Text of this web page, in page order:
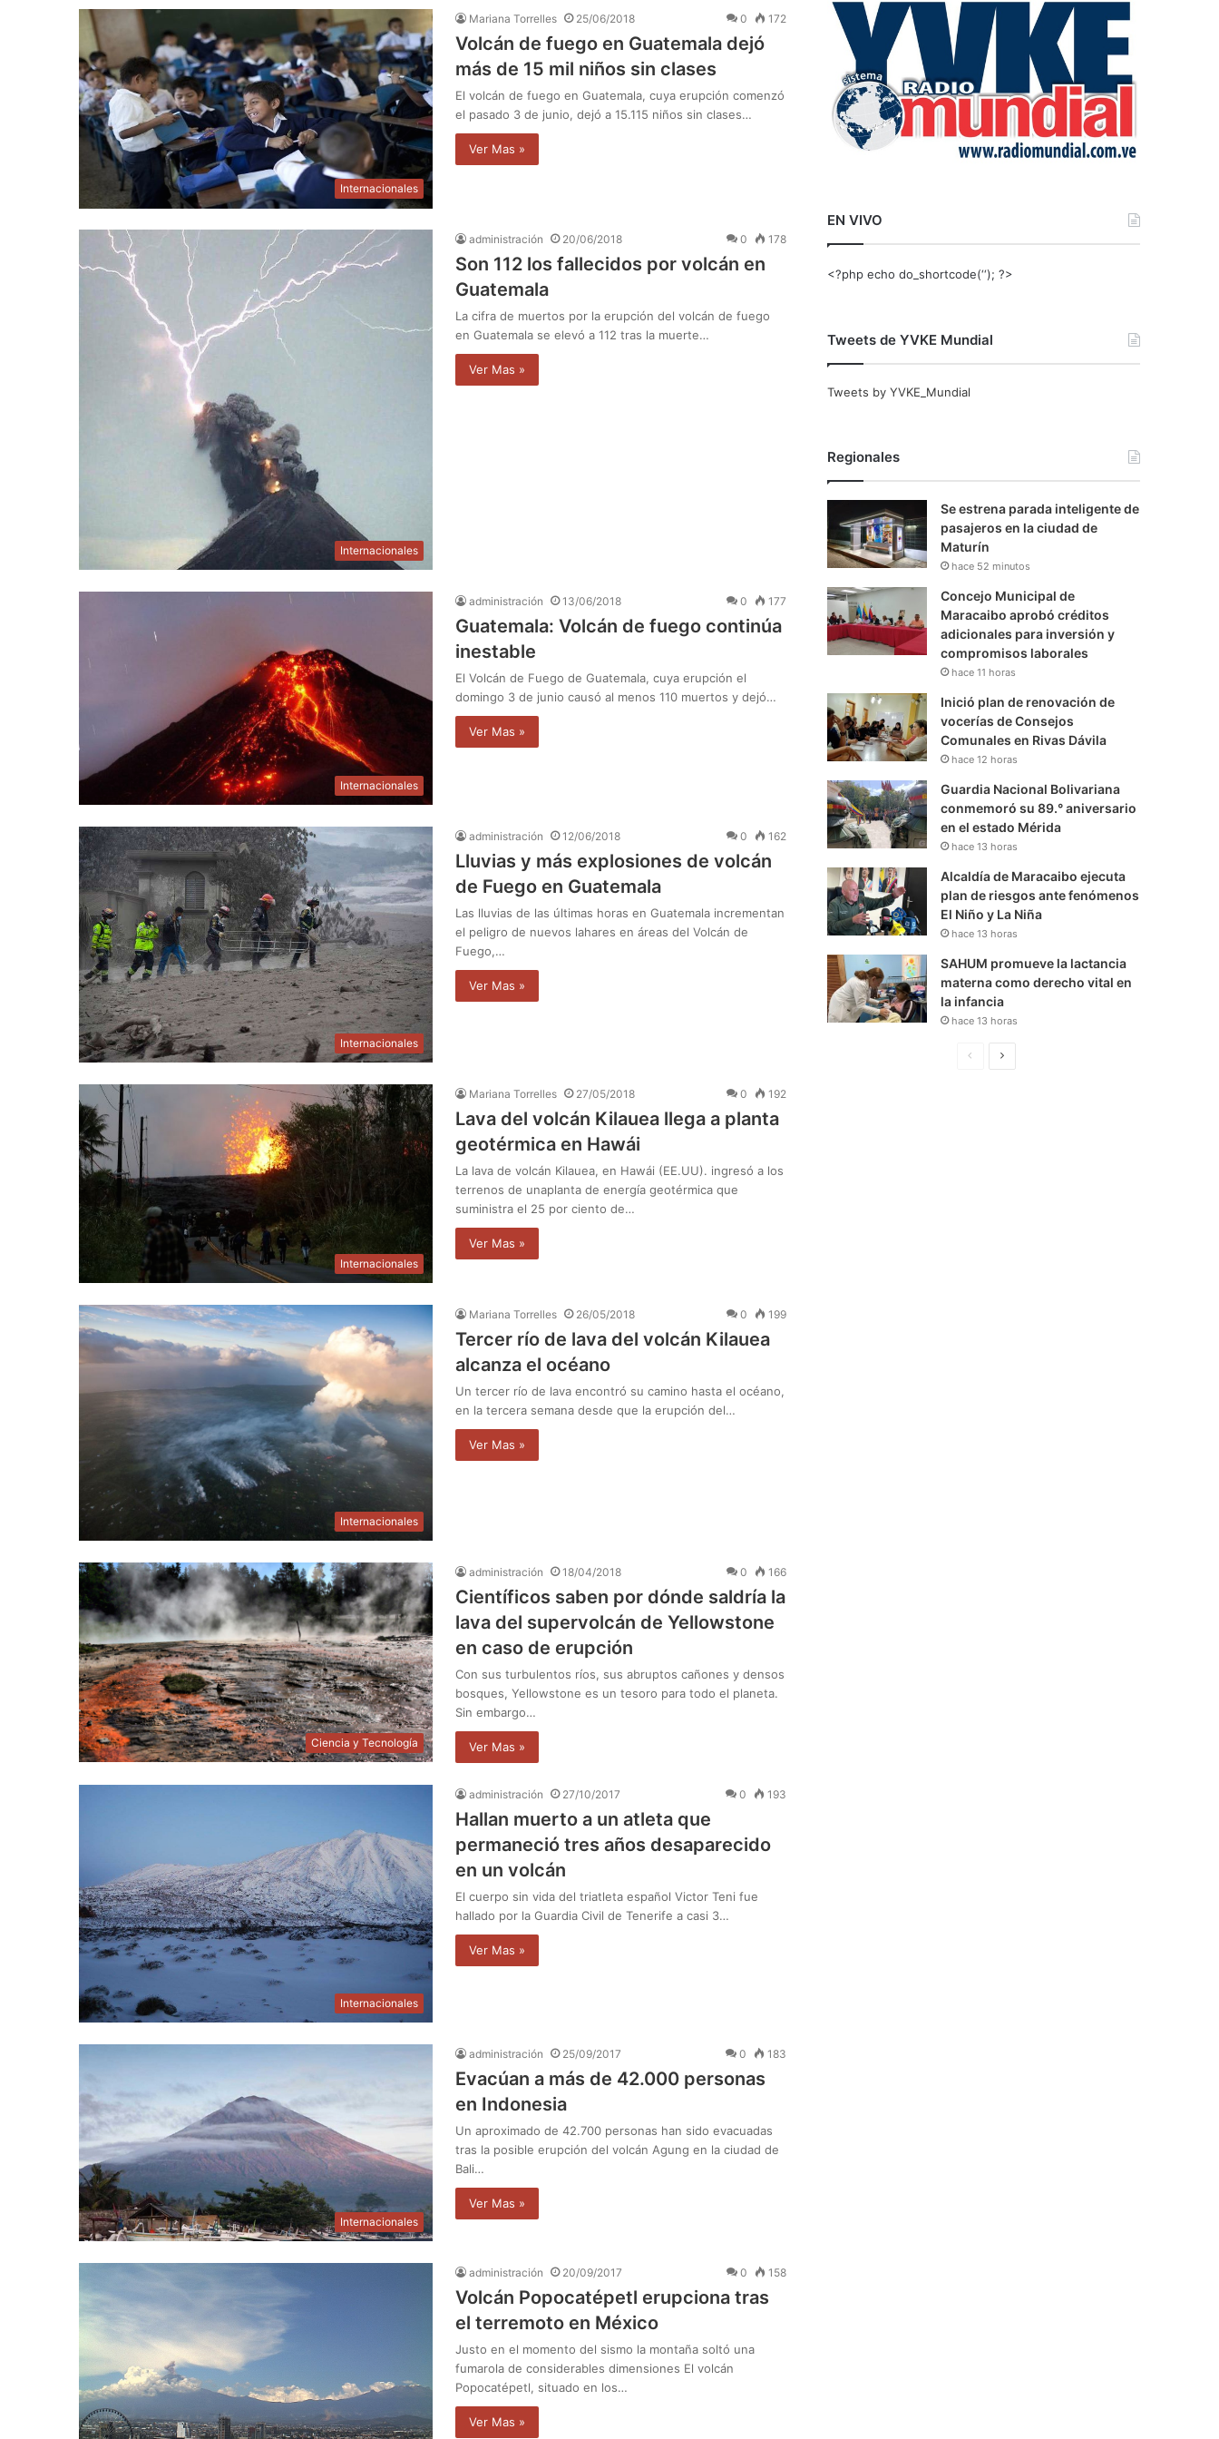
Internacionales
Mariana Torrelles 25/06/2018 0 172
Volcán de fuego en Guatemala dejó
más de 15 mil niños sin clases
El volcán de fuego en Guatemala, cuya erupción comenzó
el pasado 3 de junio, dejó a 15.115 niños sin clases…
Ver Mas »
Internacionales
administración 20/06/2018 0 178
Son 112 los fallecidos por volcán en
Guatemala
La cifra de muertos por la erupción del volcán de fuego
en Guatemala se elevó a 112 tras la muerte…
Ver Mas »
Internacionales
administración 13/06/2018 0 177
Guatemala: Volcán de fuego continúa
inestable
El Volcán de Fuego de Guatemala, cuya erupción el
domingo 3 de junio causó al menos 110 muertos y dejó…
Ver Mas »
Internacionales
administración 12/06/2018 0 162
Lluvias y más explosiones de volcán
de Fuego en Guatemala
Las lluvias de las últimas horas en Guatemala incrementan
el peligro de nuevos lahares en áreas del Volcán de
Fuego,…
Ver Mas »
Internacionales
Mariana Torrelles 27/05/2018 0 192
Lava del volcán Kilauea llega a planta
geotérmica en Hawái
La lava de volcán Kilauea, en Hawái (EE.UU). ingresó a los
terrenos de unaplanta de energía geotérmica que
suministra el 25 por ciento de…
Ver Mas »
Internacionales
Mariana Torrelles 26/05/2018 0 199
Tercer río de lava del volcán Kilauea
alcanza el océano
Un tercer río de lava encontró su camino hasta el océano,
en la tercera semana desde que la erupción del…
Ver Mas »
Ciencia y Tecnología
administración 18/04/2018 0 166
Científicos saben por dónde saldría la
lava del supervolcán de Yellowstone
en caso de erupción
Con sus turbulentos ríos, sus abruptos cañones y densos
bosques, Yellowstone es un tesoro para todo el planeta.
Sin embargo…
Ver Mas »
Internacionales
administración 27/10/2017 0 193
Hallan muerto a un atleta que
permaneció tres años desaparecido
en un volcán
El cuerpo sin vida del triatleta español Victor Teni fue
hallado por la Guardia Civil de Tenerife a casi 3…
Ver Mas »
Internacionales
administración 25/09/2017 0 183
Evacúan a más de 42.000 personas
en Indonesia
Un aproximado de 42.700 personas han sido evacuadas
tras la posible erupción del volcán Agung en la ciudad de
Bali…
Ver Mas »
administración 20/09/2017 0 158
Volcán Popocatépetl erupciona tras
el terremoto en México
Justo en el momento del sismo la montaña soltó una
fumarola de considerables dimensiones El volcán
Popocatépetl, situado en los…
Ver Mas »
r
EN VIVO
<?php echo do_shortcode(‘‘); ?>
Tweets de YVKE Mundial
Tweets by YVKE_Mundial
Regionales
Se estrena parada inteligente de
pasajeros en la ciudad de
Maturín
hace 52 minutos
Concejo Municipal de
Maracaibo aprobó créditos
adicionales para inversión y
compromisos laborales
hace 11 horas
Inició plan de renovación de
vocerías de Consejos
Comunales en Rivas Dávila
hace 12 horas
Guardia Nacional Bolivariana
conmemoró su 89.° aniversario
en el estado Mérida
hace 13 horas
Alcaldía de Maracaibo ejecuta
plan de riesgos ante fenómenos
El Niño y La Niña
hace 13 horas
SAHUM promueve la lactancia
materna como derecho vital en
la infancia
hace 13 horas
S